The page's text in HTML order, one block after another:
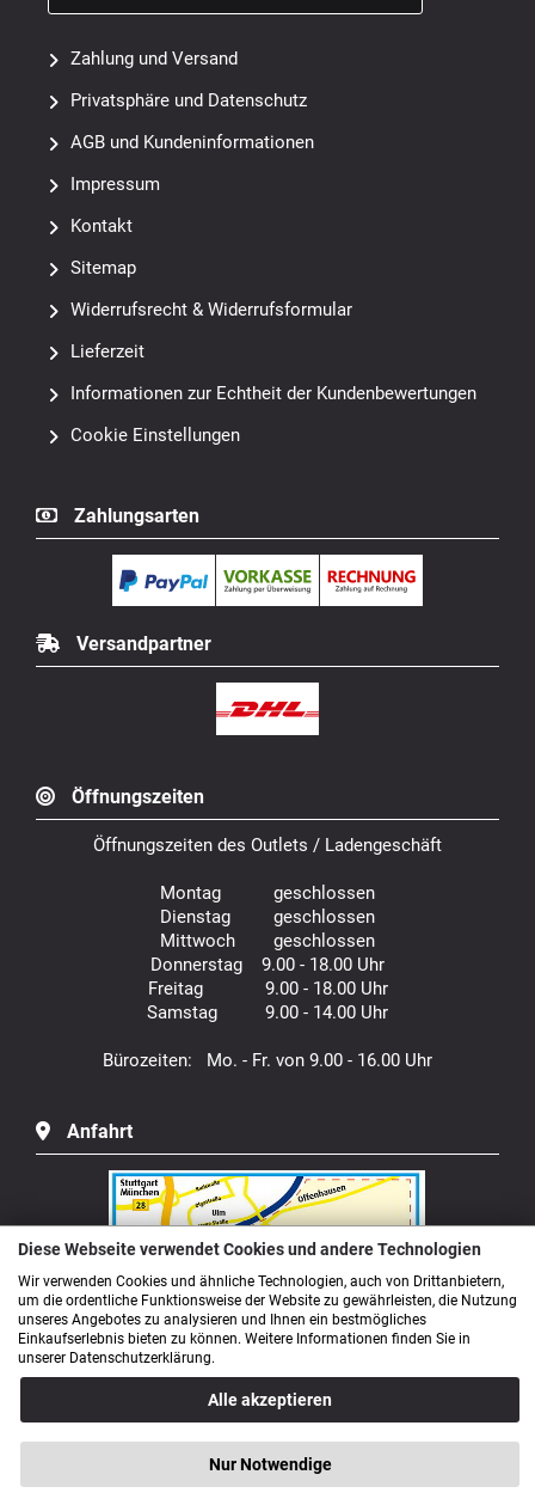
Zahlung und Versand
Privatsphäre und Datenschutz
AGB und Kundeninformationen
Impressum
Kontakt
Sitemap
Widerrufsrecht & Widerrufsformular
Lieferzeit
Informationen zur Echtheit der Kundenbewertungen
Cookie Einstellungen
Zahlungsarten
Versandpartner
Öffnungszeiten
Öffnungszeiten des Outlets / Ladengeschäft
Montag geschlossen
Dienstag geschlossen
Mittwoch geschlossen
Donnerstag 9.00 - 18.00 Uhr
Freitag 9.00 - 18.00 Uhr
Samstag 9.00 - 14.00 Uhr
Bürozeiten: Mo. - Fr. von 9.00 - 16.00 Uhr
Anfahrt
Diese Webseite verwendet Cookies und andere Technologien
Wir verwenden Cookies und ähnliche Technologien, auch von Drittanbietern,
um die ordentliche Funktionsweise der Website zu gewährleisten, die Nutzung
unseres Angebotes zu analysieren und Ihnen ein bestmögliches
Einkaufserlebnis bieten zu können. Weitere Informationen finden Sie in
unserer Datenschutzerklärung.
Alle akzeptieren
Nur Notwendige